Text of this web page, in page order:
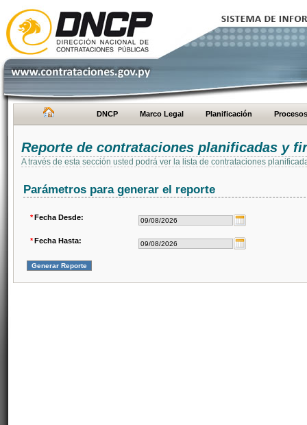
DNCP Marco Legal Planificación Procesos
Reporte de contrataciones planificadas y
A través de esta sección usted podrá ver la lista de contrataciones
Parámetros para generar el reporte
*Fecha Desde:
*Fecha Hasta: